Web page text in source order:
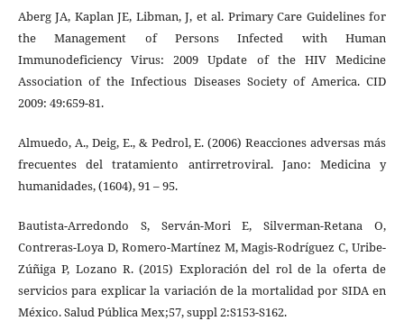
Aberg JA, Kaplan JE, Libman, J, et al. Primary Care Guidelines for
the Management of Persons Infected with Human
Immunodeficiency Virus: 2009 Update of the HIV Medicine
Association of the Infectious Diseases Society of America. CID
2009: 49:659-81.
Almuedo, A., Deig, E., & Pedrol, E. (2006) Reacciones adversas más
frecuentes del tratamiento antirretroviral. Jano: Medicina y
humanidades, (1604), 91 – 95.
Bautista-Arredondo S, Serván-Mori E, Silverman-Retana O,
Contreras-Loya D, Romero-Martínez M, Magis-Rodríguez C, Uribe-
Zúñiga P, Lozano R. (2015) Exploración del rol de la oferta de
servicios para explicar la variación de la mortalidad por SIDA en
México. Salud Pública Mex;57, suppl 2:S153-S162.